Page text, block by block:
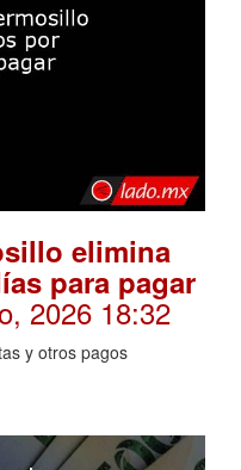
elimina
para pagar
2026 18:32
y otros pagos